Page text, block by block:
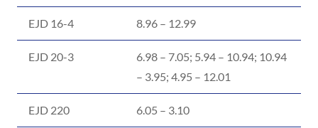
EJD 16-4 8.96 – 12.99
EJD 20-3
6.98 – 7.05; 5.94 – 10.94; 10.94
– 3.95; 4.95 – 12.01
EJD 220 6.05 – 3.10